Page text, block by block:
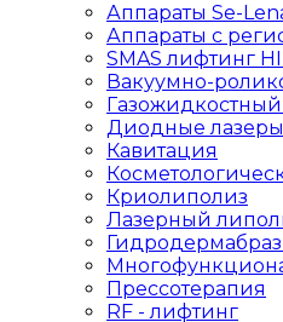
Аппараты Se-
Аппараты с
SMAS лифтинг
Вакуумно-
Диодные лазеры
Кавитация
Криолиполиз
Лазерный
Прессотерапия
RF - лифтинг